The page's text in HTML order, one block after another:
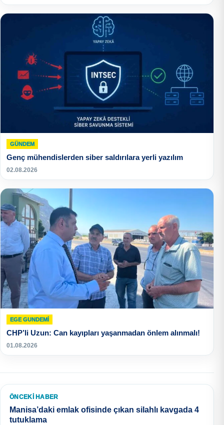
GÜNDEM
Genç mühendislerden siber saldırılara yerli yazılım
02.08.2026
EGE GUNDEMİ
CHP’li Uzun: Can kayıpları yaşanmadan önlem alınmalı!
01.08.2026
ÖNCEKI HABER
Manisa’daki emlak ofisinde çıkan silahlı kavgada 4
tutuklama